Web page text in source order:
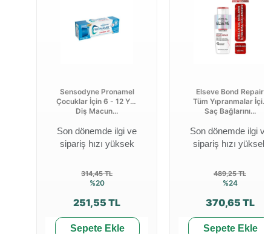
Sensodyne Pronamel
Çocuklar İçin 6 - 12 Yaş
Diş Macun...
Son dönemde ilgi ve
sipariş hızı yüksek
314,45 TL
%20
251,55 TL
Sepete Ekle
Elseve Bond Repair
Tüm Yıpranmalar İçin
Saç Bağlarını...
Son dönemde ilgi ve
sipariş hızı yüksek
489,25 TL
%24
370,65 TL
Sepete Ekle